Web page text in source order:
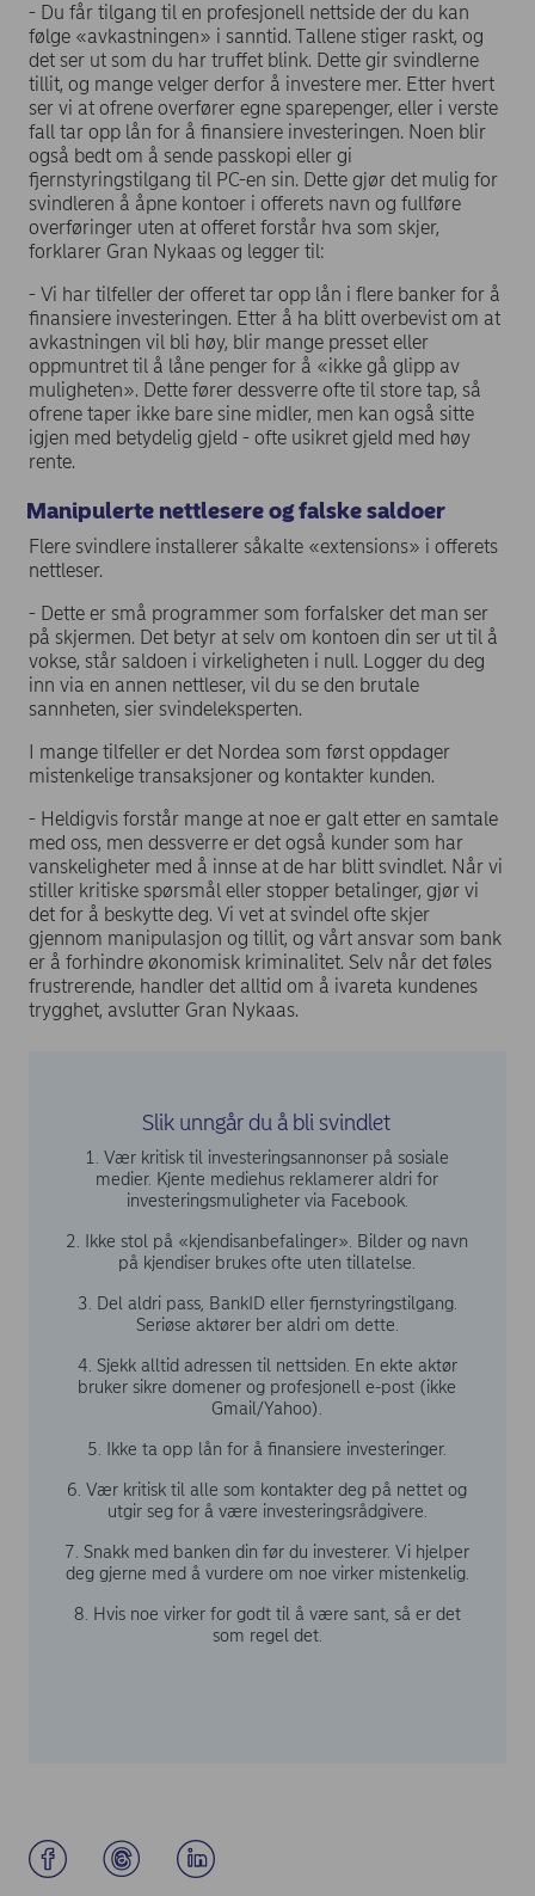
- Du får tilgang til en profesjonell nettside der du kan
følge «avkastningen» i sanntid. Tallene stiger raskt, og
det ser ut som du har truffet blink. Dette gir svindlerne
tillit, og mange velger derfor å investere mer. Etter hvert
ser vi at ofrene overfører egne sparepenger, eller i verste
fall tar opp lån for å finansiere investeringen. Noen blir
også bedt om å sende passkopi eller gi
fjernstyringstilgang til PC-en sin. Dette gjør det mulig for
svindleren å åpne kontoer i offerets navn og fullføre
overføringer uten at offeret forstår hva som skjer,
forklarer Gran Nykaas og legger til:
- Vi har tilfeller der offeret tar opp lån i flere banker for å
finansiere investeringen. Etter å ha blitt overbevist om at
avkastningen vil bli høy, blir mange presset eller
oppmuntret til å låne penger for å «ikke gå glipp av
muligheten». Dette fører dessverre ofte til store tap, så
ofrene taper ikke bare sine midler, men kan også sitte
igjen med betydelig gjeld - ofte usikret gjeld med høy
rente.
Manipulerte nettlesere og falske saldoer
Flere svindlere installerer såkalte «extensions» i offerets
nettleser.
- Dette er små programmer som forfalsker det man ser
på skjermen. Det betyr at selv om kontoen din ser ut til å
vokse, står saldoen i virkeligheten i null. Logger du deg
inn via en annen nettleser, vil du se den brutale
sannheten, sier svindeleksperten.
I mange tilfeller er det Nordea som først oppdager
mistenkelige transaksjoner og kontakter kunden.
- Heldigvis forstår mange at noe er galt etter en samtale
med oss, men dessverre er det også kunder som har
vanskeligheter med å innse at de har blitt svindlet. Når vi
stiller kritiske spørsmål eller stopper betalinger, gjør vi
det for å beskytte deg. Vi vet at svindel ofte skjer
gjennom manipulasjon og tillit, og vårt ansvar som bank
er å forhindre økonomisk kriminalitet. Selv når det føles
frustrerende, handler det alltid om å ivareta kundenes
trygghet, avslutter Gran Nykaas.
Slik unngår du å bli svindlet
1. Vær kritisk til investeringsannonser på sosiale
medier. Kjente mediehus reklamerer aldri for
investeringsmuligheter via Facebook.
2. Ikke stol på «kjendisanbefalinger». Bilder og navn
på kjendiser brukes ofte uten tillatelse.
3. Del aldri pass, BankID eller fjernstyringstilgang.
Seriøse aktører ber aldri om dette.
4. Sjekk alltid adressen til nettsiden. En ekte aktør
bruker sikre domener og profesjonell e-post (ikke
Gmail/Yahoo).
5. Ikke ta opp lån for å finansiere investeringer.
6. Vær kritisk til alle som kontakter deg på nettet og
utgir seg for å være investeringsrådgivere.
7. Snakk med banken din før du investerer. Vi hjelper
deg gjerne med å vurdere om noe virker mistenkelig.
8. Hvis noe virker for godt til å være sant, så er det
som regel det.